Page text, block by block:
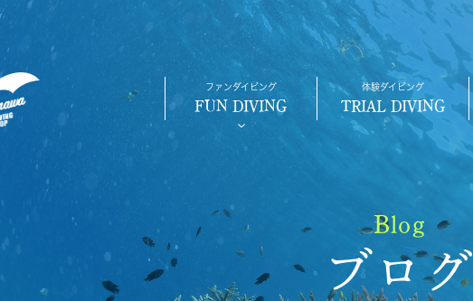
ファンダイビング
FUN DIVING
体験ダイビング
TRIAL DIVING
Blog
ブログ